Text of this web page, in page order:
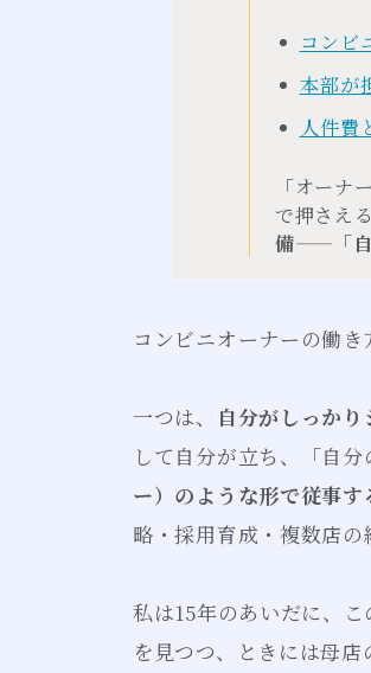
コンビ
本部が
人件費
「オー
で押さえる
備——「自
コンビニオーナーの働
一つは、 自分がしっか
して自分が立ち、「自分
ー）のような形で従事す
略・採用育成・複数店の
私は15年のあいだに、
を見つつ、ときには母